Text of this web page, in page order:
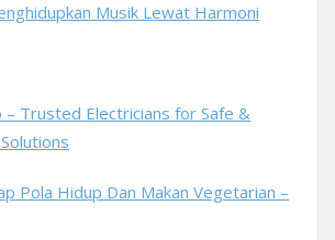
Musik Lewat Harmoni
– Trusted Electricians for Safe &
Pola Hidup Dan Makan Vegetarian –